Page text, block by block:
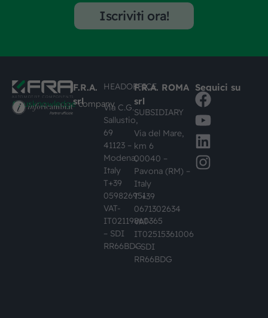
Iscriviti ora!
#busknowledgecompany
F.R.A.
srl
HEADOFFICE
Via C.G.
Sallustio,
69
41123 –
Modena,
Italy
T+39
059826951
VAT-
IT02119860365
– SDI
RR66BDG
F.R.A. ROMA
srl
SUBSIDIARY
Via del Mare,
km 6
00040 –
Pavona (RM) –
Italy
T +39
0671302634
VAT-
IT02515361006
– SDI
RR66BDG
Seguici su